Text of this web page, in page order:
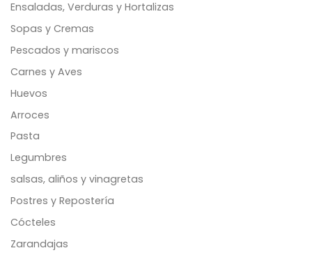
Ensaladas, Verduras y Hortalizas
Sopas y Cremas
Pescados y mariscos
Carnes y Aves
Huevos
Arroces
Pasta
Legumbres
salsas, aliños y vinagretas
Postres y Repostería
Cócteles
Zarandajas